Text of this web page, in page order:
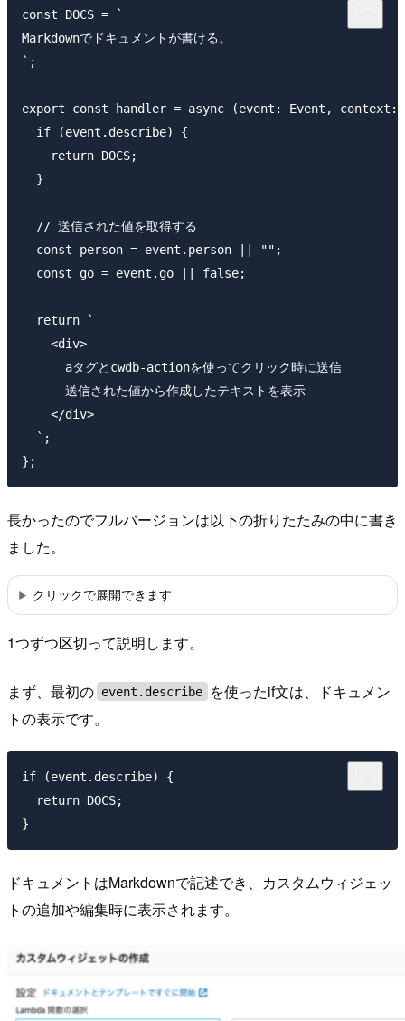
const DOCS = `
Markdownでドキュメントが書ける。
`;
export const handler = async (event: Event, context:
  if (event.describe) {
    return DOCS;
  }
  // 送信された値を取得する
  const person = event.person || "";
  const go = event.go || false;
  return `
    <div>
      aタグとcwdb-actionを使ってクリック時に送信
      送信された値から作成したテキストを表示
    </div>
  `;
長かったのでフルバージョンは以下の折りたたみの中に書き
ました。
クリックで展開できます
1つずつ区切って説明します。
まず、最初の event.describe
を使ったif文は、ドキュメン
トの表示です。
if (event.describe) {
  return DOCS;
ドキュメントはMarkdownで記述でき、カスタムウィジェッ
トの追加や編集時に表示されます。